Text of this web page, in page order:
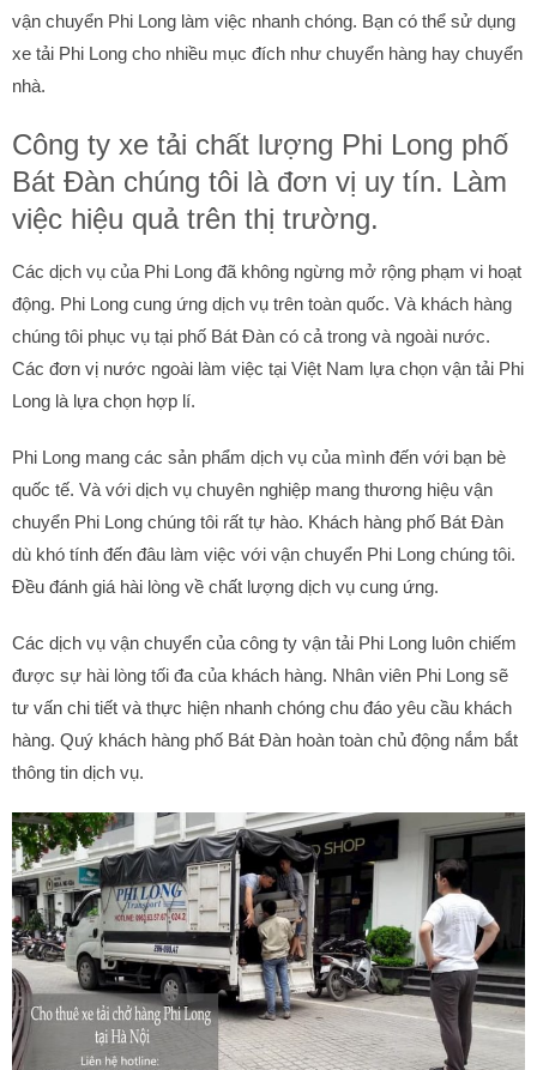
vận chuyển Phi Long làm việc nhanh chóng. Bạn có thể sử dụng
xe tải Phi Long cho nhiều mục đích như chuyển hàng hay chuyển
nhà.
Công ty xe tải chất lượng Phi Long phố
Bát Đàn chúng tôi là đơn vị uy tín. Làm
việc hiệu quả trên thị trường.
Các dịch vụ của Phi Long đã không ngừng mở rộng phạm vi hoạt
động. Phi Long cung ứng dịch vụ trên toàn quốc. Và khách hàng
chúng tôi phục vụ tại phố Bát Đàn có cả trong và ngoài nước.
Các đơn vị nước ngoài làm việc tại Việt Nam lựa chọn vận tải Phi
Long là lựa chọn hợp lí.
Phi Long mang các sản phẩm dịch vụ của mình đến với bạn bè
quốc tế. Và với dịch vụ chuyên nghiệp mang thương hiệu vận
chuyển Phi Long chúng tôi rất tự hào. Khách hàng phố Bát Đàn
dù khó tính đến đâu làm việc với vận chuyển Phi Long chúng tôi.
Đều đánh giá hài lòng về chất lượng dịch vụ cung ứng.
Các dịch vụ vận chuyển của công ty vận tải Phi Long luôn chiếm
được sự hài lòng tối đa của khách hàng. Nhân viên Phi Long sẽ
tư vấn chi tiết và thực hiện nhanh chóng chu đáo yêu cầu khách
hàng. Quý khách hàng phố Bát Đàn hoàn toàn chủ động nắm bắt
thông tin dịch vụ.